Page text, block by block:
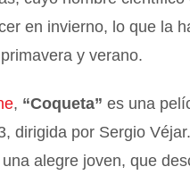
en invierno, lo que la
y verano.
, “Coqueta” es una
dirigida por Sergio
alegre joven, que